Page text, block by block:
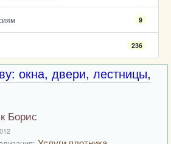
9
236
окна, двери, лестницы,
Борис